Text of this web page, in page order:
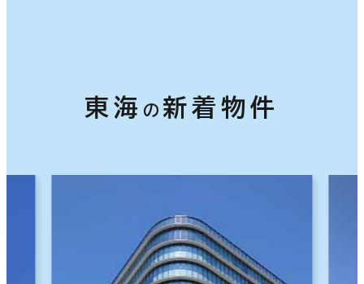
駐車場設備あり
1フロア面積100坪以上
別の地域を選択する
東海 の 新着物件